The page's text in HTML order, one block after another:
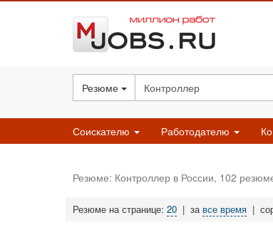
Резюме
Соискателю Работодателю
Резюме: Контроллер в России, 102
Резюме на странице: 20 | за все время |